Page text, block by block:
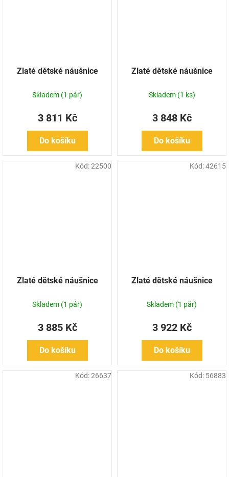
Zlaté dětské náušnice
Skladem (1 pár)
3 811 Kč
Do košíku
Zlaté dětské náušnice
Skladem (1 ks)
3 848 Kč
Do košíku
Zlaté dětské náušnice
Skladem (1 pár)
3 885 Kč
Do košíku
Kód:22500
Zlaté dětské náušnice
Skladem (1 pár)
3 922 Kč
Do košíku
Kód:42615
Kód:26637 Kód: 56883